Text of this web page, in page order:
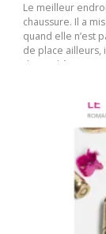
Le meilleur
chaussure. Il a
quand elle n’est
de place
devant l’écran ou